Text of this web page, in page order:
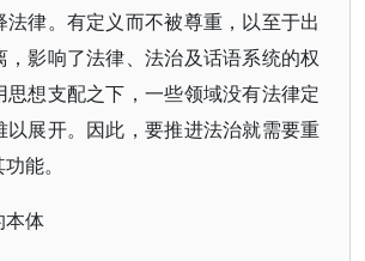
律。有定义而不被尊重，以至于出
，影响了法律、法治及话语系统的权
思想支配之下，一些领域没有法律定
以展开。因此，要推进法治就需要重
能。
本体